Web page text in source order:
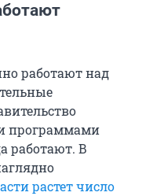
работают над
программами
работают. В
растет число